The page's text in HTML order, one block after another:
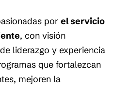
por el servicio
, con visión
liderazgo y experiencia
que fortalezcan
mejoren la